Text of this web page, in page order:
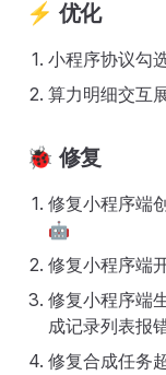
⚡ 优化
小程序协议勾
算力明细交互
🐞 修复
修复小程序端
🤖
修复小程序端
修复小程序端
成记录列表报
修复合成任务